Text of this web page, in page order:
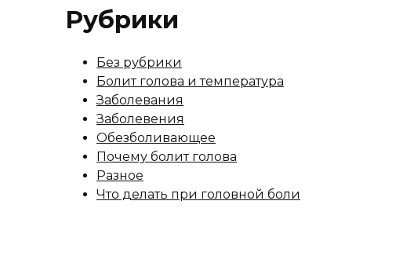
Рубрики
Без рубрики
Болит голова и температура
Заболевания
Заболевения
Обезболивающее
Почему болит голова
Разное
Что делать при головной боли